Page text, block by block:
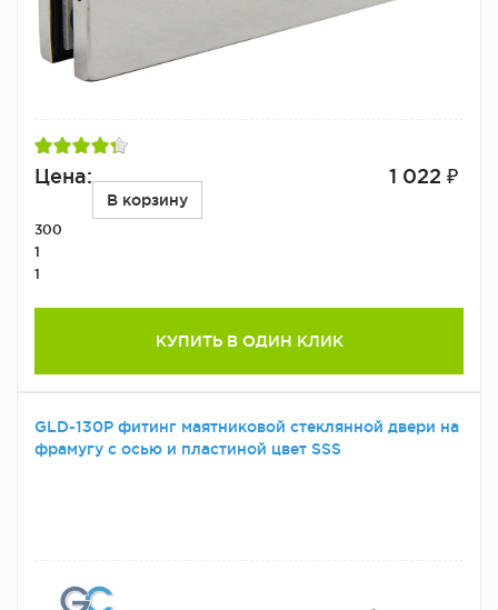
Цена: 1 022 ₽
В корзину
300
1
1
КУПИТЬ В ОДИН КЛИК
GLD-130P фитинг маятниковой стеклянной двери на
фрамугу с осью и пластиной цвет SSS